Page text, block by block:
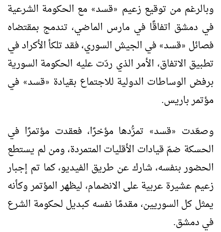
وبالرغم من توقيع زعيم «قسد» مع الحكومة الشرعية
في دمشق اتفاقًا في مارس الماضي، تندمج بمقتضاه
فصائل «قسد» في الجيش السوري، فقد تلكأ الأكراد في
تطبيق الاتفاق، الأمر الذي ردّت عليه الحكومة السورية
برفض الوساطات الدولية للاجتماع بقيادة «قسد» في
مؤتمر باريس.
وصعّدت
«قسد»
تمرُّدها مؤخرًا، فعقدت مؤتمرًا في
الحسكة ضمّ قيادات الأقليات المتمردة، ومن لم يستطع
الحضور بنفسه، شارك عن طريق الفيديو، كما تم إجبار
زعيم عشيرة عربية على الانضمام، ليظهر المؤتمر وكأنه
يمثل كل السوريين، مقدمًا نفسه كبديل لحكومة الشرع
في دمشق.